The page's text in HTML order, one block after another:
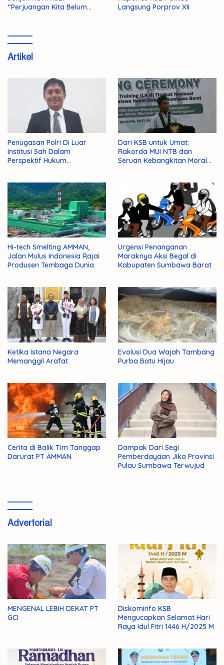
“Perjuangan Kita Belum
Langsung Porprov XII
Artikel
Penugasan Polri Di Luar
Institusi Sah Dalam
Perspektif Hukum
Dari KSB untuk Umat:
Rakorda MUI NTB dan
Seruan Kebangkitan Moral
Hi-tech Smelting AMMAN,
Jalan Mulus Indonesia Rajai
Produsen Tembaga Dunia
Urgensi Penanganan
Maraknya Aksi Begal di
Kabupaten Sumbawa Barat
Ketika Istana Negara
Memanggil Arafat
Evolusi Dua Wajah Tambang
Purba Batu Hijau
Cerita di Balik Tim Tanggap
Darurat PT AMMAN
Dampak Dari Segi
Pemberdayaan Jika Provinsi
Pulau Sumbawa Terwujud
Advertorial
MENGENAL LEBIH DEKAT PT
GCI
Diskominfo KSB
Mengucapkan Selamat Hari
Raya Idul Fitri 1446 H/2025 M